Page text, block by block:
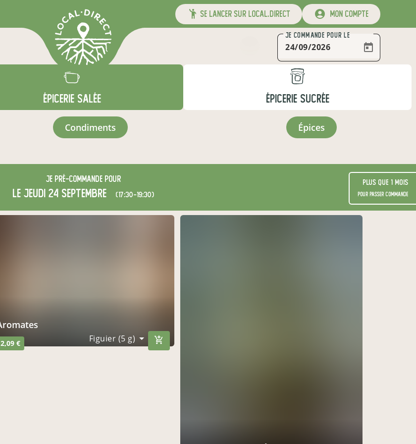
se lancer sur local.direct mon compte
JE COMMANDE POUR LE
ÉPICERIE SALÉE ÉPICERIE SUCRÉE
condiments épices
Je pré-commandepour
le jeudi 24 septembre (17:30-19:30)
Plus que 1 mois
pour passer commande
aromates
2,09 € Figuier (5 g)